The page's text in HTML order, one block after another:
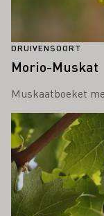
DRUIVENSOORT
Morio-Muskat
Muskaatboeket
Meer informatie